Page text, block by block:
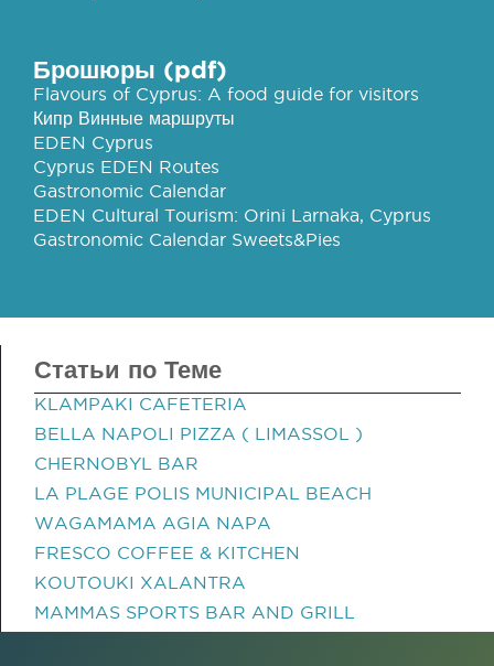
Брошюры (pdf)
Flavours of Cyprus: A food guide for visitors
Кипр Винные маршруты
EDEN Cyprus
Cyprus EDEN Routes
Gastronomic Calendar
EDEN Cultural Tourism: Orini Larnaka, Cyprus
Gastronomic Calendar Sweets&Pies
Статьи по Теме
KLAMPAKI CAFETERIA
BELLA NAPOLI PIZZA ( LIMASSOL )
CHERNOBYL BAR
LA PLAGE POLIS MUNICIPAL BEACH
WAGAMAMA AGIA NAPA
FRESCO COFFEE & KITCHEN
KOUTOUKI XALANTRA
MAMMAS SPORTS BAR AND GRILL